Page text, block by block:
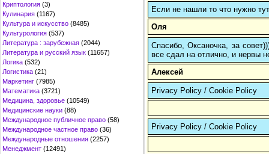
Криптология (3)
Кулинария (1167)
Культура и искусство (8485)
Культурология (537)
Литература : зарубежная (2044)
Литература и русский язык (11657)
Логика (532)
Логистика (21)
Маркетинг (7985)
Математика (3721)
Медицина, здоровье (10549)
Медицинские науки (88)
Международное публичное право (58)
Международное частное право (36)
Международные отношения (2257)
Менеджмент (12491)
Если не нашли то что нужно
Оля
Спасибо, Оксаночка, за
все сдал на отлично, и нервы
Алексей
Privacy Policy / Cookie Policy
Privacy Policy / Cookie Policy